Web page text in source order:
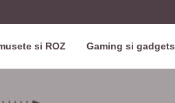
si ROZ Gaming si gadgets